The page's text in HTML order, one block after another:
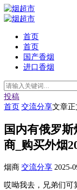
首页
首页
国产香烟
进口香烟
投稿
首页 交流分享文章正
国内有俄罗
商_购买外烟
烟商 交流分享 2025-
哎呦我去，兄弟们可